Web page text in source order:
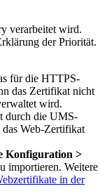
verarbeitet wird.
der Priorität.
für die HTTPS-
das Zertifikat nicht
wird.
durch die UMS-
Web-Zertifikat
Konfiguration >
importieren. Weitere
in der